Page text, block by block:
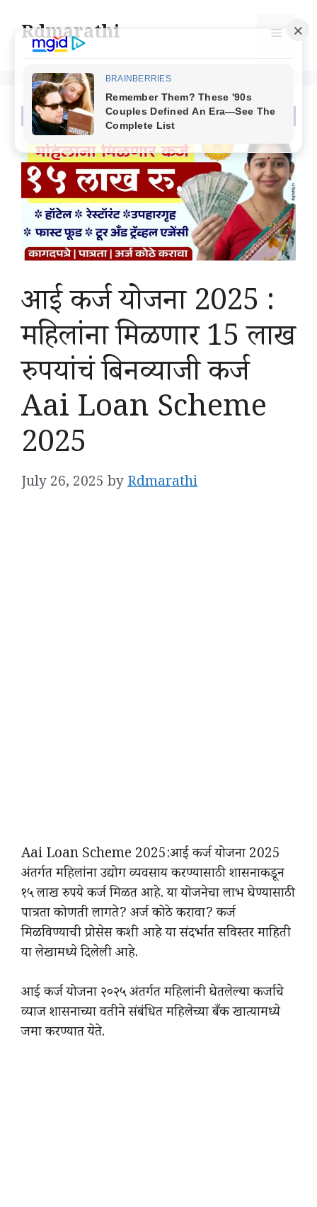
contentRdmarathi Menu
आई कर्ज योजना 2025 :
महिलांना मिळणार 15 लाख
रुपयांचं बिनव्याजी कर्ज
Aai Loan Scheme
2025
July 26, 2025 byRdmarathi
Aai Loan Scheme 2025:आई कर्ज योजना 2025
अंतर्गत महिलांना उद्योग व्यवसाय करण्यासाठी शासनाकडून
१५ लाख रुपये कर्ज मिळत आहे. या योजनेचा लाभ घेण्यासाठी
पात्रता कोणती लागते? अर्ज कोठे करावा? कर्ज
मिळविण्याची प्रोसेस कशी आहे या संदर्भात सविस्तर माहिती
या लेखामध्ये दिलेली आहे.
आई कर्ज योजना २०२५ अंतर्गत महिलांनी घेतलेल्या कर्जाचे
व्याज शासनाच्या वतीने संबंधित महिलेच्या बँक खात्यामध्ये
जमा करण्यात येते.